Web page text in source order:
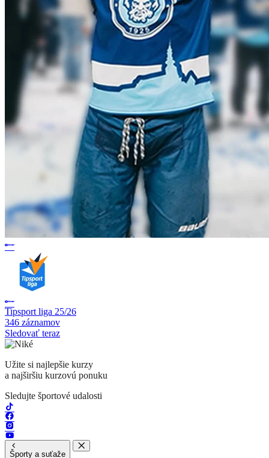
Tipsport liga 25/26
346 záznamov
Sledovať teraz
Užite si najlepšie kurzy
a najširšiu kurzovú ponuku
Sledujte športové udalosti
Športy a suťaže